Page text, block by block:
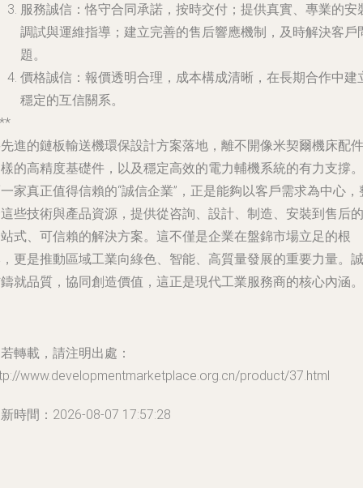
服務誠信 ：恪守合同承諾，按時交付；提供真實、專業的安
調試與運維指導；建立完善的售后響應機制，及時解決客戶
題。
價格誠信 ：報價透明合理，成本構成清晰，在長期合作中建
穩定的互信關系。
進的鏈板輸送機環保設計方案落地，離不開像米契爾機床配件
的高精度基礎件，以及穩定高效的電力輔機系統的有力支撐。
家真正值得信賴的“誠信企業”，正是能夠以客戶需求為中心，
些技術與產品資源，提供從咨詢、設計、制造、安裝到售后的
式、可信賴的解決方案。這不僅是企業在盤錦市場立足的根
更是推動區域工業向綠色、智能、高質量發展的重要力量。誠
就品質，協同創造價值，這正是現代工業服務商的核心內涵。
轉載，請注明出處：
www.developmentmarketplace.org.cn/product/37.html
時間：2026-08-07 17:57:28